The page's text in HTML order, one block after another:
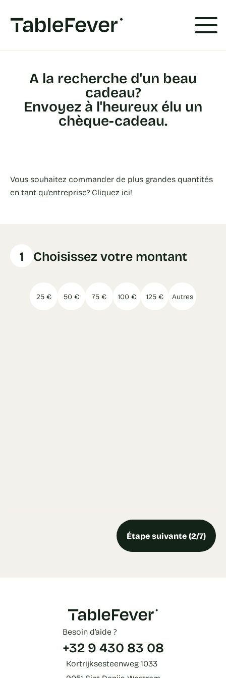
A la recherche d'un beau
cadeau?
Envoyez à l'heureux élu un
chèque-cadeau.
Vous souhaitez commander de plus grandes quantités
en tant qu'entreprise? Cliquez ici!
1 Choisissez votre montant
25 € 50 € 75 € 100 € 125 € Autres
Étape suivante (2/7)
Besoin d’aide ?
+32 9 430 83 08
Kortrijksesteenweg 1033